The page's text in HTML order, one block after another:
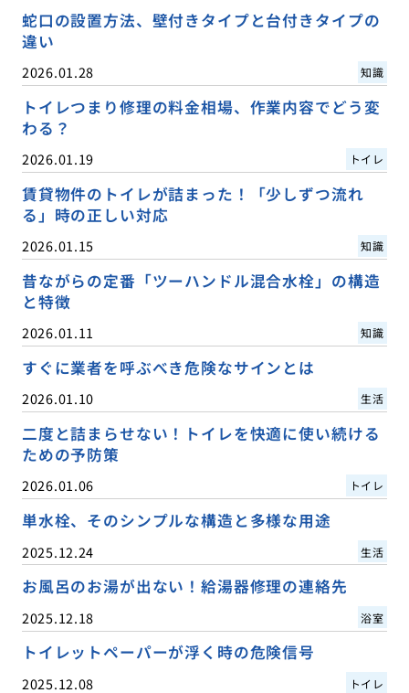
蛇口の設置方法、壁付きタイプと台付きタイプの
違い
2026.01.28 知識
トイレつまり修理の料金相場、作業内容でどう変
わる？
2026.01.19 トイレ
賃貸物件のトイレが詰まった！「少しずつ流れ
る」時の正しい対応
2026.01.15 知識
昔ながらの定番「ツーハンドル混合水栓」の構造
と特徴
2026.01.11 知識
すぐに業者を呼ぶべき危険なサインとは
2026.01.10 生活
二度と詰まらせない！トイレを快適に使い続ける
ための予防策
2026.01.06 トイレ
単水栓、そのシンプルな構造と多様な用途
2025.12.24 生活
お風呂のお湯が出ない！給湯器修理の連絡先
2025.12.18 浴室
トイレットペーパーが浮く時の危険信号
2025.12.08 トイレ